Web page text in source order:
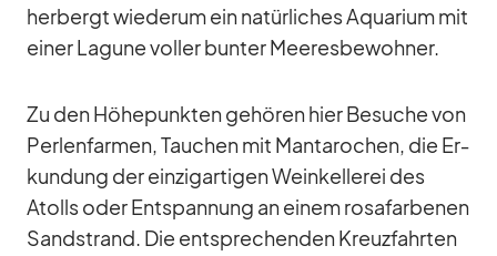
her­bergt wie­derum ein na­tür­li­ches Aqua­rium mit
ei­ner La­gune vol­ler bun­ter Mee­res­be­woh­ner.
Zu den Hö­he­punk­ten ge­hö­ren hier Be­su­che von
Per­len­far­men, Tau­chen mit Man­ta­ro­chen, die Er­
kun­dung der ein­zig­ar­ti­gen Wein­kel­le­rei des
Atolls oder Ent­span­nung an ei­nem ro­sa­far­be­nen
Sand­strand. Die ent­spre­chen­den Kreuz­fahr­ten